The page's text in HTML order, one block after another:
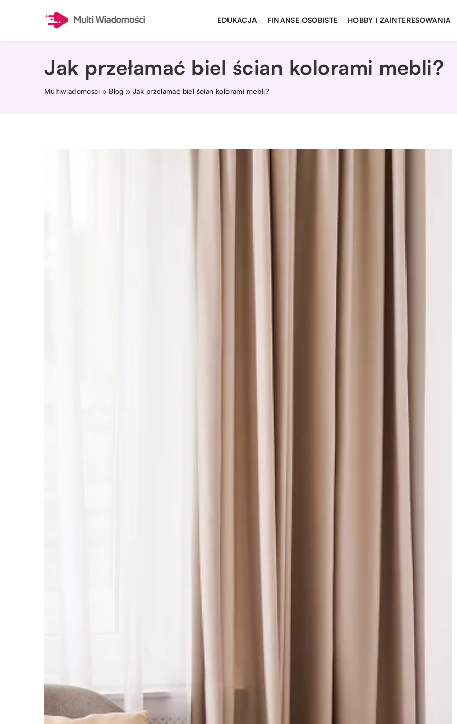
EDUKACJA FINANSE OSOBISTE HOBBY I ZAINTERESOWANIA
Jak przełamać biel ścian kolorami mebli?
Multiwiadomosci » Blog »Jak przełamać biel ścian kolorami mebli?